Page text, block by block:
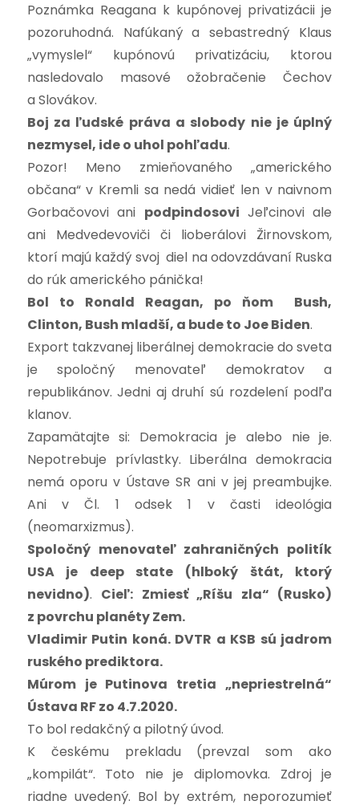
Poznámka Reagana k kupónovej privatizácii je
pozoruhodná. Nafúkaný a sebastredný Klaus
„vymyslel“ kupónovú privatizáciu, ktorou
nasledovalo masové ožobračenie Čechov
a Slovákov.
Boj za ľudské práva a slobody nie je úplný
nezmysel, ide o uhol pohľadu.
Pozor! Meno zmieňovaného „amerického
občana“ v Kremli sa nedá vidieť len v naivnom
Gorbačovovi ani podpindosovi Jeľcinovi ale
ani Medvedevoviči či lioberálovi Žirnovskom,
ktorí majú každý svoj diel na odovzdávaní Ruska
do rúk amerického pánička!
Bol to Ronald Reagan, po ňom Bush,
Clinton, Bush mladší, a bude to Joe Biden.
Export takzvanej liberálnej demokracie do sveta
je spoločný menovateľ demokratov a
republikánov. Jedni aj druhí sú rozdelení podľa
klanov.
Zapamätajte si: Demokracia je alebo nie je.
Nepotrebuje prívlastky. Liberálna demokracia
nemá oporu v Ústave SR ani v jej preambujke.
Ani v Čl. 1 odsek 1 v časti ideológia
(neomarxizmus).
Spoločný menovateľ zahraničných politík
USA je deep state (hlboký štát, ktorý
nevidno). Cieľ: Zmiesť „Ríšu zla“ (Rusko)
z povrchu planéty Zem.
Vladimir Putin koná. DVTR a KSB sú jadrom
ruského prediktora.
Múrom je Putinova tretia „nepriestrelná“
Ústava RF zo 4.7.2020.
To bol redakčný a pilotný úvod.
K českému prekladu (prevzal som ako
„kompilát“. Toto nie je diplomovka. Zdroj je
riadne uvedený. Bol by extrém, neporozumieť